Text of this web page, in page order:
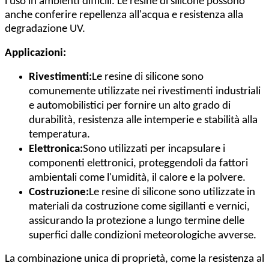
anche conferire repellenza all'acqua e resistenza alla
degradazione UV.
Applicazioni:
Rivestimenti:Le resine di silicone sono
comunemente utilizzate nei rivestimenti industriali
e automobilistici per fornire un alto grado di
durabilità, resistenza alle intemperie e stabilità alla
temperatura.
Elettronica:Sono utilizzati per incapsulare i
componenti elettronici, proteggendoli da fattori
ambientali come l'umidità, il calore e la polvere.
Costruzione:Le resine di silicone sono utilizzate in
materiali da costruzione come sigillanti e vernici,
assicurando la protezione a lungo termine delle
superfici dalle condizioni meteorologiche avverse.
La combinazione unica di proprietà, come la resistenza al